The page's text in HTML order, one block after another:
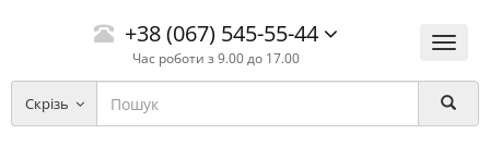
Меню
+38 (067) 545-55-44
Час роботи з 9.00 до 17.00
Скрізь